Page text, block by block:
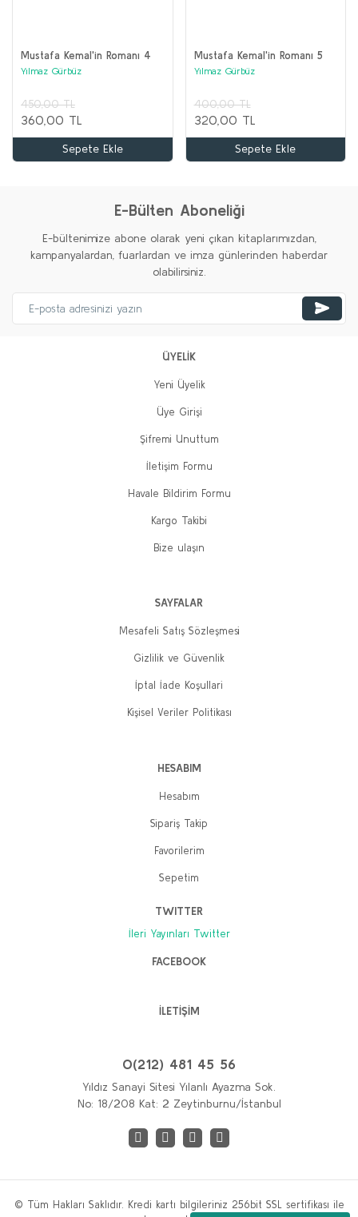
Mustafa Kemal'in Romanı 4
Yılmaz Gürbüz
450,00 TL
360,00 TL
Sepete Ekle
Mustafa Kemal'in Romanı 5
Yılmaz Gürbüz
400,00 TL
320,00 TL
Sepete Ekle
E-Bülten Aboneliği
E-bültenimize abone olarak yeni çıkan kitaplarımızdan,
kampanyalardan, fuarlardan ve imza günlerinden haberdar
olabilirsiniz.
ÜYELİK
Yeni Üyelik
Üye Girişi
Şifremi Unuttum
İletişim Formu
Havale Bildirim Formu
Kargo Takibi
Bize ulaşın
SAYFALAR
Mesafeli Satış Sözleşmesi
Gizlilik ve Güvenlik
İptal İade Koşullari
Kişisel Veriler Politikası
HESABIM
Hesabım
Sipariş Takip
Favorilerim
Sepetim
TWITTER
İleri Yayınları Twitter
FACEBOOK
İLETİŞİM
0(212) 481 45 56
Yıldız Sanayi Sitesi Yılanlı Ayazma Sok.
No: 18/208 Kat: 2 Zeytinburnu/İstanbul
© Tüm Hakları Saklıdır. Kredi kartı bilgileriniz 256bit SSL sertifikası ile